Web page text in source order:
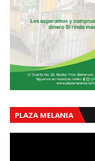
PLAZA MELANIA